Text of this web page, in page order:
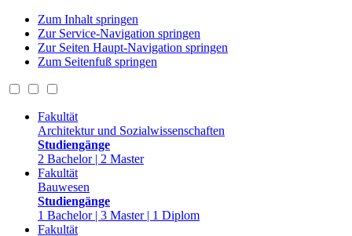
Zum Inhalt springen
Zur Service-Navigation springen
Zur Seiten Haupt-Navigation springen
Zum Seitenfuß springen
Fakultät
Architektur und Sozialwissenschaften
Studiengänge
2 Bachelor | 2 Master
Fakultät
Bauwesen
Studiengänge
1 Bachelor | 3 Master | 1 Diplom
Fakultät